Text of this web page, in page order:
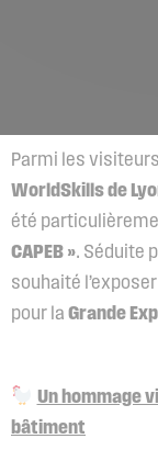
Parmi les
WorldSkills de
été
CAPEB ». Séduite
souhaité
pour la Grande
Un hommage
bâtiment